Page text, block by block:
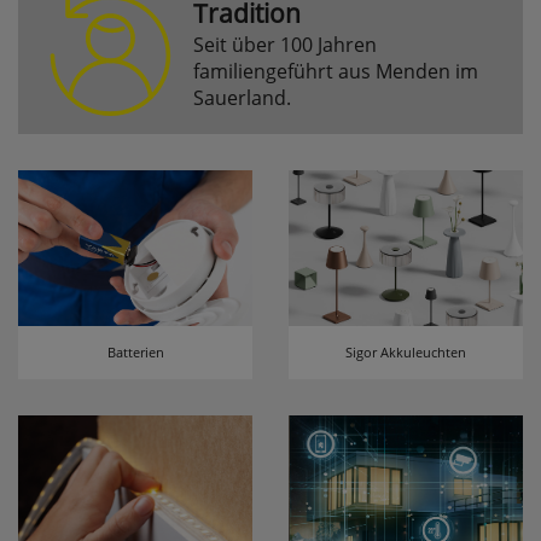
Tradition
Seit über 100 Jahren
familiengeführt aus Menden im
Sauerland.
Batterien Sigor Akkuleuchten
Komfortfunktionen
ws_pferdekaemper_01-aa_welcome_cookie
Dieses Cookie speichert Ihre Emailadresse, damit
Sie diese beim Betreten des Shops nicht erneut
eingeben müssen.
Design-Cookie
ws8_pferdekaemper_01-aa_design_cookie
Speichern des Suchbegriffes
searchvalue
Dieses Cookie speichert den einegebenen
Suchbegriff, damit Sie diesen beim Verfeinern
nicht erneut eingeben müssen.